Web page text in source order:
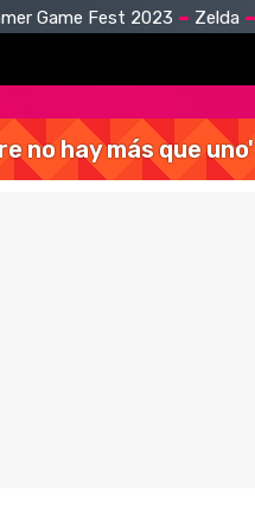
Game Fest 2023 Zelda
no hay más que uno'